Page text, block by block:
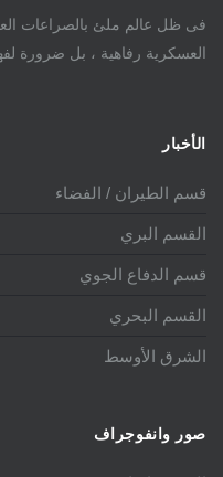
فى ظل عالم ملئ بالصراعات
العسكرية رفاهية ، بل ضرورة
الأخبار
قسم الطيران / الفضاء
القسم البري
قسم الدفاع الجوي
القسم البحري
الشرق الأوسط
صور وانفوجراف